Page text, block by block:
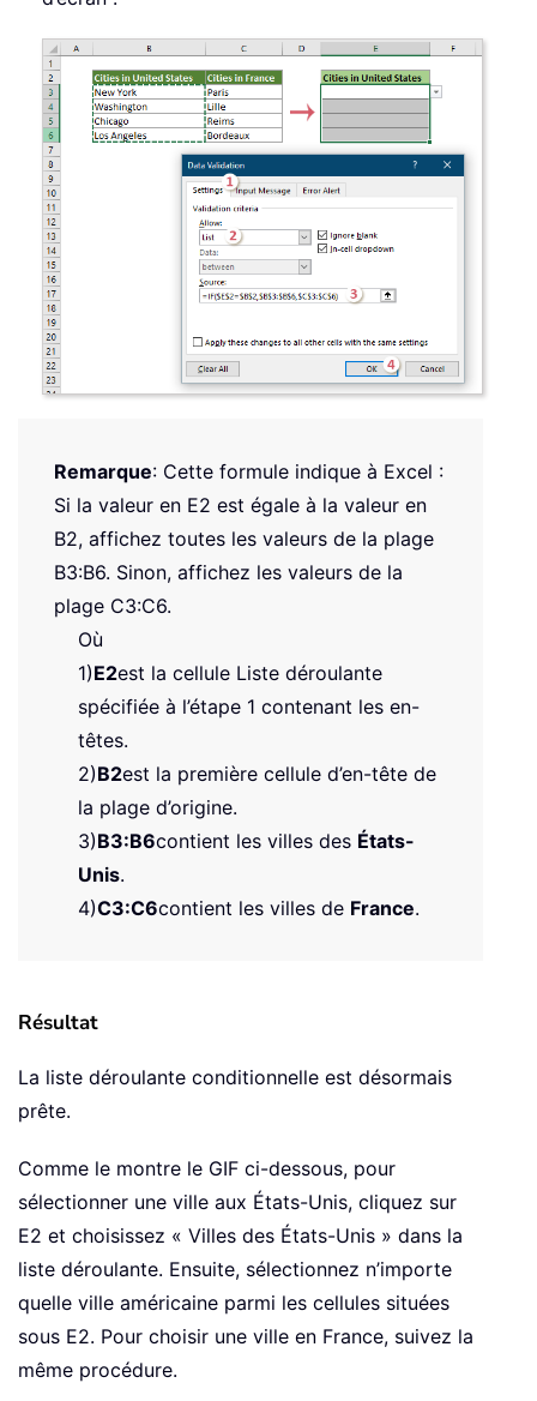
Remarque: Cette formule indique à Excel :
Si la valeur en E2 est égale à la valeur en
B2, affichez toutes les valeurs de la plage
B3:B6. Sinon, affichez les valeurs de la
plage C3:C6.
Où
1)E2est la cellule Liste déroulante
spécifiée à l’étape 1 contenant les en-
têtes.
2)B2est la première cellule d’en-tête de
la plage d’origine.
3)B3:B6contient les villes des États-
Unis.
4)C3:C6contient les villes de France.
Résultat
La liste déroulante conditionnelle est désormais
prête.
Comme le montre le GIF ci-dessous, pour
sélectionner une ville aux États-Unis, cliquez sur
E2 et choisissez « Villes des États-Unis » dans la
liste déroulante. Ensuite, sélectionnez n’importe
quelle ville américaine parmi les cellules situées
sous E2. Pour choisir une ville en France, suivez la
même procédure.